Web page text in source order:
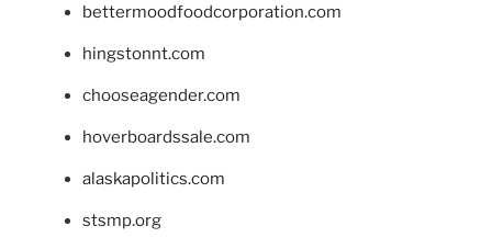
bettermoodfoodcorporation.com
hingstonnt.com
chooseagender.com
hoverboardssale.com
alaskapolitics.com
stsmp.org